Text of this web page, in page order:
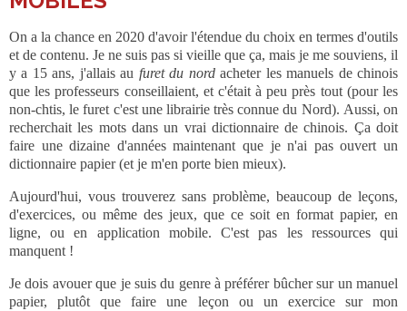
On a la chance en 2020 d'avoir l'étendue du choix en termes d'outils
et de contenu. Je ne suis pas si vieille que ça, mais je me souviens, il
y a 15 ans, j'allais au furet du nordacheter les manuels de chinois
que les professeurs conseillaient, et c'était à peu près tout (pour les
non-chtis, le furet c'est une librairie très connue du Nord). Aussi, on
recherchait les mots dans un vrai dictionnaire de chinois. Ça doit
faire une dizaine d'années maintenant que je n'ai pas ouvert un
dictionnaire papier (et je m'en porte bien mieux).
Aujourd'hui, vous trouverez sans problème, beaucoup de leçons,
d'exercices, ou même des jeux, que ce soit en format papier, en
ligne, ou en application mobile. C'est pas les ressources qui
manquent !
Je dois avouer que je suis du genre à préférer bûcher sur un manuel
papier, plutôt que faire une leçon ou un exercice sur mon